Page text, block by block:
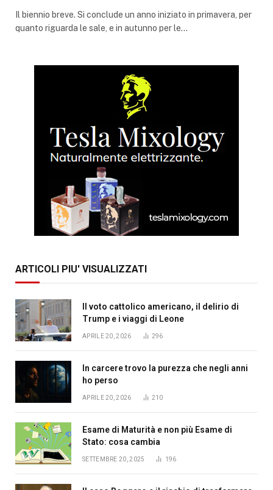
Il biennio breve. Si conclude un anno iniziato in primavera, per
quanto riguarda le sale, e in autunno per le…
ARTICOLI PIU' VISUALIZZATI
Il voto cattolico americano, il delirio di
Trump e i viaggi di Leone
APRILE 20, 2026 296
In carcere trovo la purezza che negli anni
ho perso
APRILE 20, 2026 210
Esame di Maturità e non più Esame di
Stato: cosa cambia
SETTEMBRE 20, 2025 196